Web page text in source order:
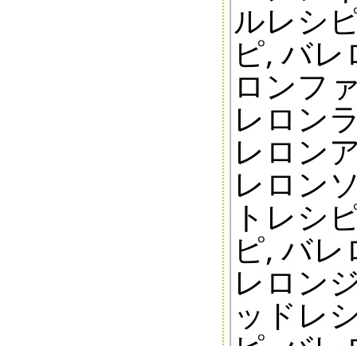
ルレシ
ピ, バ
ロンフ
レロン
レロン
レロン
トレシ
ピ, バ
レロン
ッドレ